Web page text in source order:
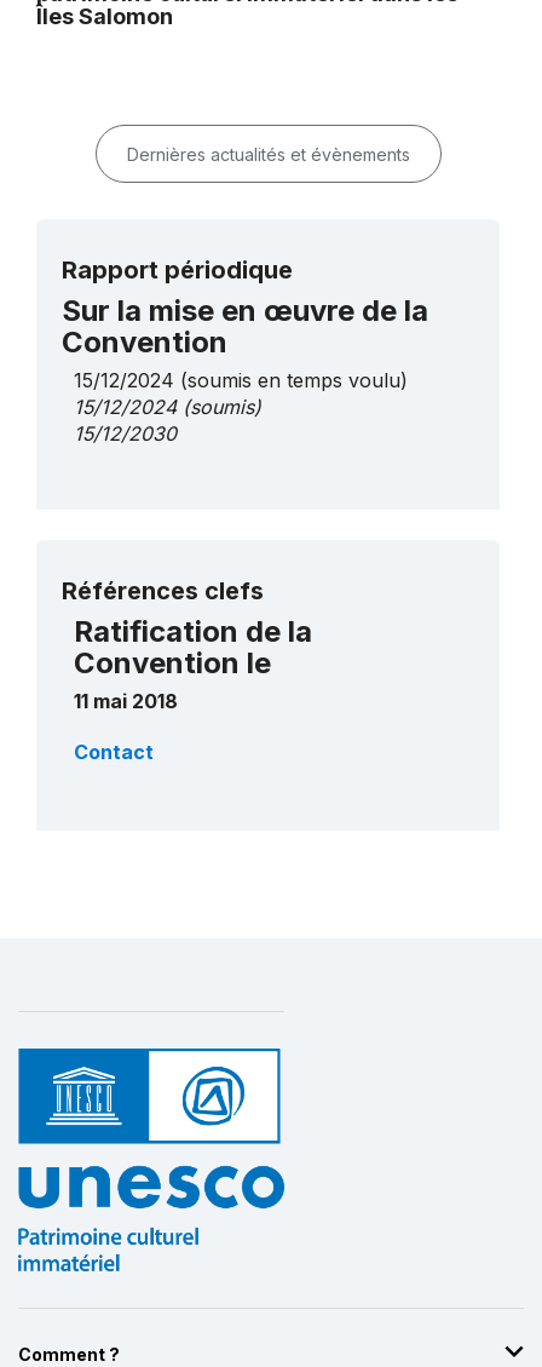
Îles Salomon
Dernières actualités et évènements
Rapport périodique
Sur la mise en œuvre de la
Convention
15/12/2024 (soumis en temps voulu)
15/12/2024(soumis)
15/12/2030
Références clefs
Ratification de la
Convention le
11 mai 2018
Contact
Comment ?